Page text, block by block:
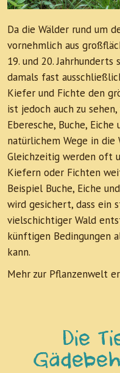
Da die Wälder rund um
vornehmlich aus
19. und 20.
damals fast
Kiefer und Fichte den
ist jedoch auch zu
Eberesche, Buche,
natürlichem Wege in die
Gleichzeitig werden oft
Kiefern oder Fichten
Beispiel Buche, Eiche
wird gesichert, dass ein
vielschichtiger Wald
künftigen Bedingungen
kann.
Mehr zur Pflanzenwelt
Die